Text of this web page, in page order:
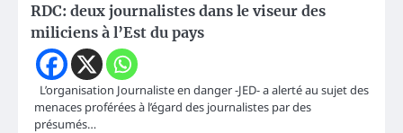
RDC: deux journalistes dans le viseur des
miliciens à l’Est du pays
L’organisation Journaliste en danger -JED- a alerté au sujet des
menaces proférées à l’égard des journalistes par des
présumés…